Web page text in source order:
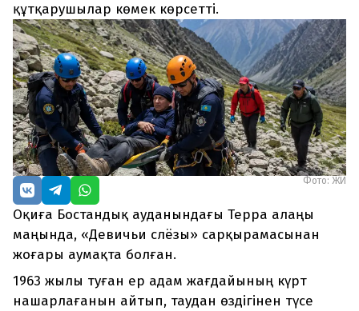
Редакциямен байланыс
+7 708 604 51 06
Жарнама бөлімі
+7 701 220 64 52
Пошта
zhasalash100@gmail.com
құтқарушылар көмек көрсетті.
Фото: ЖИ
Оқиға Бостандық ауданындағы Терра алаңы
маңында, «Девичьи слёзы» сарқырамасынан
жоғары аумақта болған.
1963 жылы туған ер адам жағдайының күрт
нашарлағанын айтып, таудан өздігінен түсе